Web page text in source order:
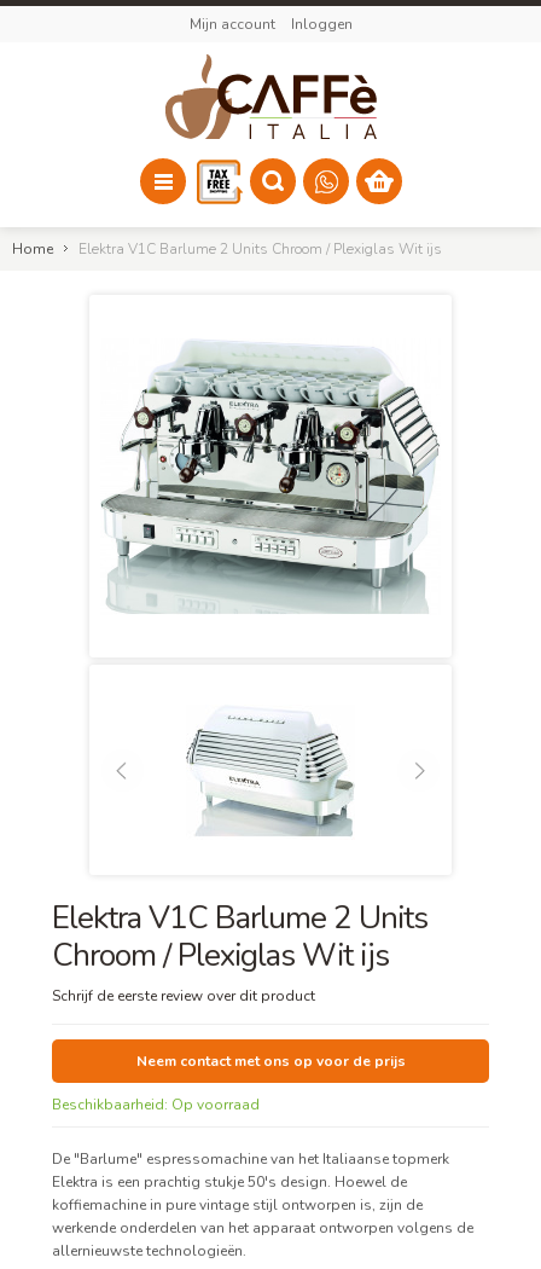
Mijn account Inloggen
Home Elektra V1C Barlume 2 Units Chroom / Plexiglas Wit ijs
Elektra V1C Barlume 2 Units
Chroom / Plexiglas Wit ijs
Schrijf de eerste review over dit product
Neem contact met ons op voor de prijs
Beschikbaarheid: Op voorraad
De "Barlume" espressomachine van het Italiaanse topmerk
Elektra is een prachtig stukje 50's design. Hoewel de
koffiemachine in pure vintage stijl ontworpen is, zijn de
werkende onderdelen van het apparaat ontworpen volgens de
allernieuwste technologieën.